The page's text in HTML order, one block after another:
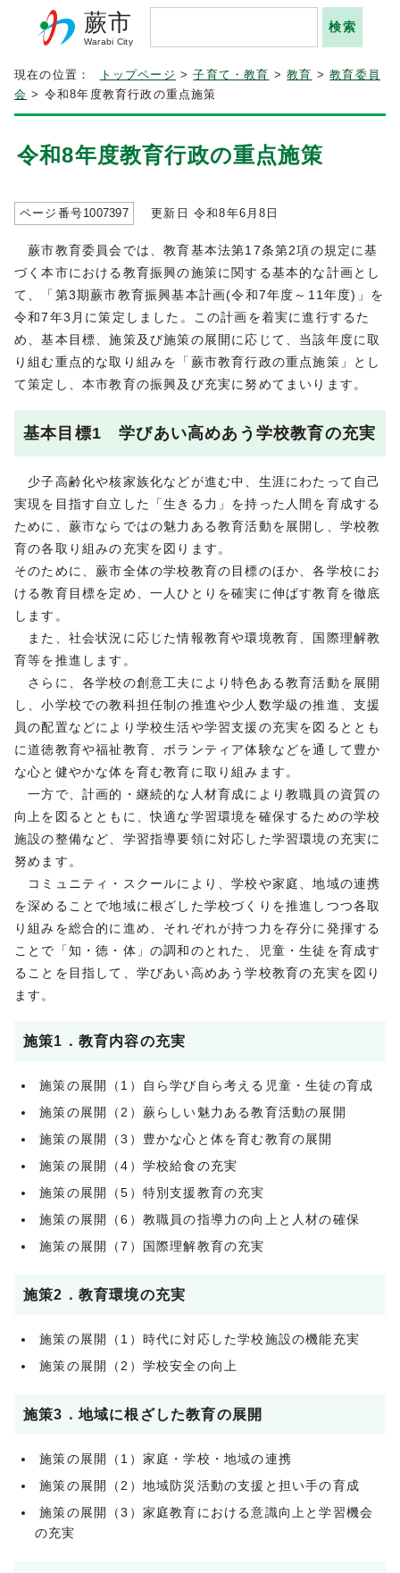
蕨市
Warabi City
現在の位置： トップページ >子育て・教育 >教育 >教育委員
会 > 令和8年度教育行政の重点施策
令和8年度教育行政の重点施策
ページ番号1007397 更新日 令和8年6月8日
蕨市教育委員会では、教育基本法第17条第2項の規定に基
づく本市における教育振興の施策に関する基本的な計画とし
て、「第3期蕨市教育振興基本計画(令和7年度～11年度)」を
令和7年3月に策定しました。この計画を着実に進行するた
め、基本目標、施策及び施策の展開に応じて、当該年度に取
り組む重点的な取り組みを「蕨市教育行政の重点施策」とし
て策定し、本市教育の振興及び充実に努めてまいります。
基本目標1 学びあい高めあう学校教育の充実
少子高齢化や核家族化などが進む中、生涯にわたって自己
実現を目指す自立した「生きる力」を持った人間を育成する
ために、蕨市ならではの魅力ある教育活動を展開し、学校教
育の各取り組みの充実を図ります。
そのために、蕨市全体の学校教育の目標のほか、各学校にお
ける教育目標を定め、一人ひとりを確実に伸ばす教育を徹底
します。
また、社会状況に応じた情報教育や環境教育、国際理解教
育等を推進します。
さらに、各学校の創意工夫により特色ある教育活動を展開
し、小学校での教科担任制の推進や少人数学級の推進、支援
員の配置などにより学校生活や学習支援の充実を図るととも
に道徳教育や福祉教育、ボランティア体験などを通して豊か
な心と健やかな体を育む教育に取り組みます。
一方で、計画的・継続的な人材育成により教職員の資質の
向上を図るとともに、快適な学習環境を確保するための学校
施設の整備など、学習指導要領に対応した学習環境の充実に
努めます。
コミュニティ・スクールにより、学校や家庭、地域の連携
を深めることで地域に根ざした学校づくりを推進しつつ各取
り組みを総合的に進め、それぞれが持つ力を存分に発揮する
ことで「知・徳・体」の調和のとれた、児童・生徒を育成す
ることを目指して、学びあい高めあう学校教育の充実を図り
ます。
施策1．教育内容の充実
施策の展開（1）自ら学び自ら考える児童・生徒の育成
施策の展開（2）蕨らしい魅力ある教育活動の展開
施策の展開（3）豊かな心と体を育む教育の展開
施策の展開（4）学校給食の充実
施策の展開（5）特別支援教育の充実
施策の展開（6）教職員の指導力の向上と人材の確保
施策の展開（7）国際理解教育の充実
施策2．教育環境の充実
施策の展開（1）時代に対応した学校施設の機能充実
施策の展開（2）学校安全の向上
施策3．地域に根ざした教育の展開
施策の展開（1）家庭・学校・地域の連携
施策の展開（2）地域防災活動の支援と担い手の育成
施策の展開（3）家庭教育における意識向上と学習機会
の充実